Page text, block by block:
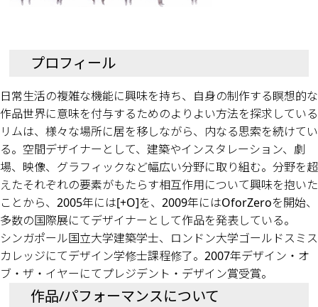
プロフィール
日常生活の複雑な機能に興味を持ち、自身の制作する瞑想的な
作品世界に意味を付与するためのよりよい方法を探求している
リムは、様々な場所に居を移しながら、内なる思索を続けてい
る。空間デザイナーとして、建築やインスタレーション、劇
場、映像、グラフィックなど幅広い分野に取り組む。分野を超
えたそれぞれの要素がもたらす相互作用について興味を抱いた
ことから、2005年には[+O]を、2009年にはOforZeroを開始、
多数の国際展にてデザイナーとして作品を発表している。
シンガポール国立大学建築学士、ロンドン大学ゴールドスミス
カレッジにてデザイン学修士課程修了。2007年デザイン・オ
ブ・ザ・イヤーにてプレジデント・デザイン賞受賞。
作品/パフォーマンスについて